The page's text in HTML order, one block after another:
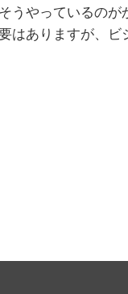
うやっているの
はありますが、